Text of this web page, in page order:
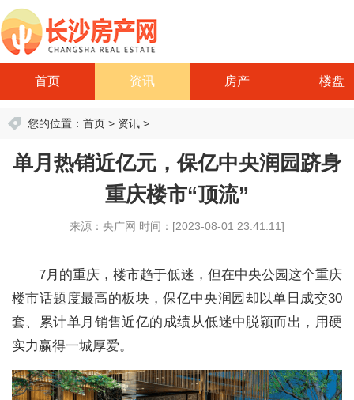
首页 资讯 房产 楼盘
您的位置： 首页 > 资讯 >
单月热销近亿元，保亿中央润园跻身
重庆楼市“顶流”
来源：央广网 时间：[2023-08-01 23:41:11]
7月的重庆，楼市趋于低迷，但在中央公园这个重庆
楼市话题度最高的板块，保亿中央润园却以单日成交30
套、累计单月销售近亿的成绩从低迷中脱颖而出，用硬
实力赢得一城厚爱。